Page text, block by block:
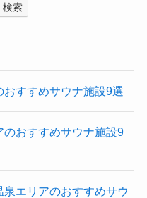
検索
おすすめサウナ施設9選
のおすすめサウナ施設9
泉エリアのおすすめサウ